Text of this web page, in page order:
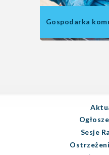
Gospodarka
Sesje